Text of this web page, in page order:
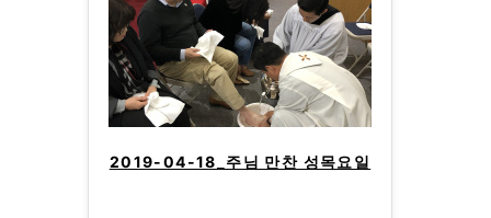
2019-04-18_주님 만찬 성목요일